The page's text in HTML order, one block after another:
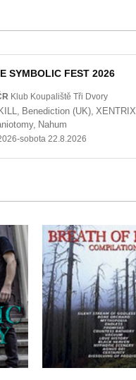
SYMBOLIC FEST 2026
Klub Koupaliště Tři Dvory
Benediction (UK), XENTRIX,
Nahum
-sobota 22.8.2026